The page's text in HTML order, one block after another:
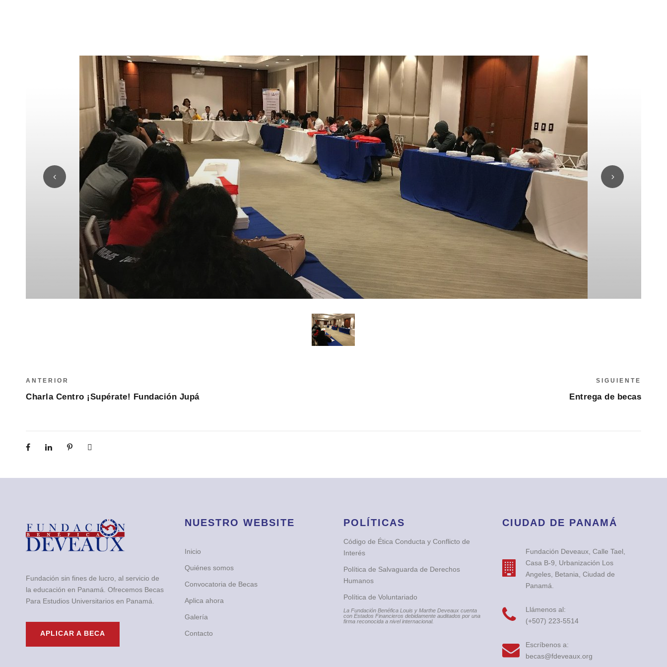
ANTERIOR
Charla Centro ¡Supérate! Fundación Jupá
SIGUIENTE
Entrega de becas
Fundación sin fines de lucro, al servicio de
la educación en Panamá. Ofrecemos Becas
Para Estudios Universitarios en Panamá.
APLICAR A BECA
NUESTRO WEBSITE
Inicio
Quiénes somos
Convocatoria de Becas
Aplica ahora
Galería
Contacto
POLÍTICAS
Código de Ética Conducta y Conflicto de
Interés
Política de Salvaguarda de Derechos
Humanos
Política de Voluntariado
La Fundación Benéfica Louis y Marthe Deveaux cuenta
con Estados Financieros debidamente auditados por una
firma reconocida a nivel internacional.
CIUDAD DE PANAMÁ
Fundación Deveaux, Calle Tael,
Casa B-9, Urbanización Los
Angeles, Betania, Ciudad de
Panamá.
Llámenos al:
(+507) 223-5514
Escríbenos a:
becas@fdeveaux.org